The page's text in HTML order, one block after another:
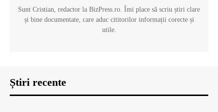
Sunt Cristian, redactor la BizPress.ro. Îmi place să scriu știri clare
și bine documentate, care aduc cititorilor informații corecte și
utile.
Știri recente